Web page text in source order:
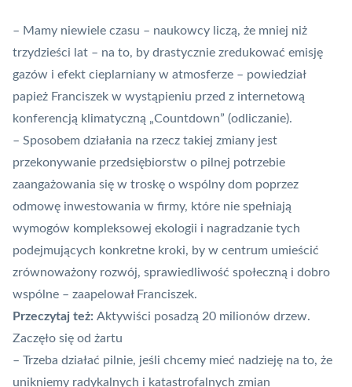
– Mamy niewiele czasu – naukowcy liczą, że mniej niż
trzydzieści lat – na to, by drastycznie zredukować emisję
gazów i efekt cieplarniany w atmosferze – powiedział
papież Franciszek w wystąpieniu przed z internetową
konferencją klimatyczną „Countdown” (odliczanie).
– Sposobem działania na rzecz takiej zmiany jest
przekonywanie przedsiębiorstw o pilnej potrzebie
zaangażowania się w troskę o wspólny dom poprzez
odmowę inwestowania w firmy, które nie spełniają
wymogów kompleksowej ekologii i nagradzanie tych
podejmujących konkretne kroki, by w centrum umieścić
zrównoważony rozwój, sprawiedliwość społeczną i dobro
wspólne – zaapelował Franciszek.
Przeczytaj też: Aktywiści posadzą 20 milionów drzew.
Zaczęło się od żartu
– Trzeba działać pilnie, jeśli chcemy mieć nadzieję na to, że
unikniemy radykalnych i katastrofalnych zmian